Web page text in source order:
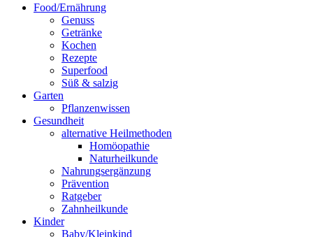
Food/Ernährung
Genuss
Getränke
Kochen
Rezepte
Superfood
Süß & salzig
Garten
Pflanzenwissen
Gesundheit
alternative Heilmethoden
Homöopathie
Naturheilkunde
Nahrungsergänzung
Prävention
Ratgeber
Zahnheilkunde
Kinder
Baby/Kleinkind